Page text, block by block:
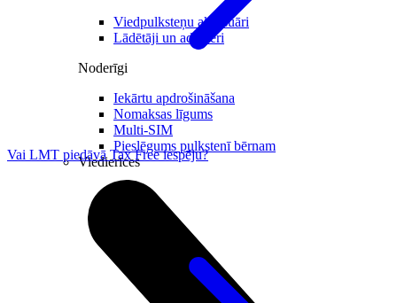
Viedpulksteņu aksesuāri
Lādētāji un adapteri
Noderīgi
Iekārtu apdrošināšana
Nomaksas līgums
Multi-SIM
Pieslēgums pulkstenī bērnam
Viedierīces
Vai LMT piedāvā Tax Free iespēju?